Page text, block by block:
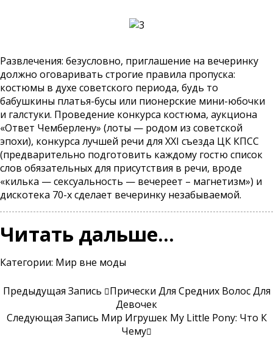
Развлечения: безусловно, приглашение на вечеринку
должно оговаривать строгие правила пропуска:
костюмы в духе советского периода, будь то
бабушкины платья-бусы или пионерские мини-юбочки
и галстуки. Проведение конкурса костюма, аукциона
«Ответ Чемберлену» (лоты — родом из советской
эпохи), конкурса лучшей речи для XXI съезда ЦК КПСС
(предварительно подготовить каждому гостю список
слов обязательных для присутствия в речи, вроде
«килька — сексуальность — вечереет – магнетизм») и
дискотека 70-х сделает вечеринку незабываемой.
Читать дальше…
Категории: Мир вне моды
Предыдущая Запись
Прически Для Средних Волос Для
Девочек
Следующая Запись Мир Игрушек My Little Pony: Что К
Чему